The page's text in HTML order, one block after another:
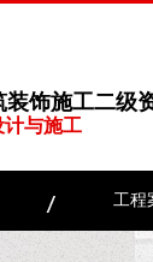
装饰施工二级
计与施工
工程